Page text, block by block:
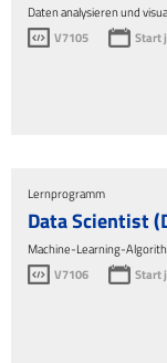
Daten analysieren und
V7105
Start
Lernprogramm
Data Scientist
Machine-Learning-
V7106
Start